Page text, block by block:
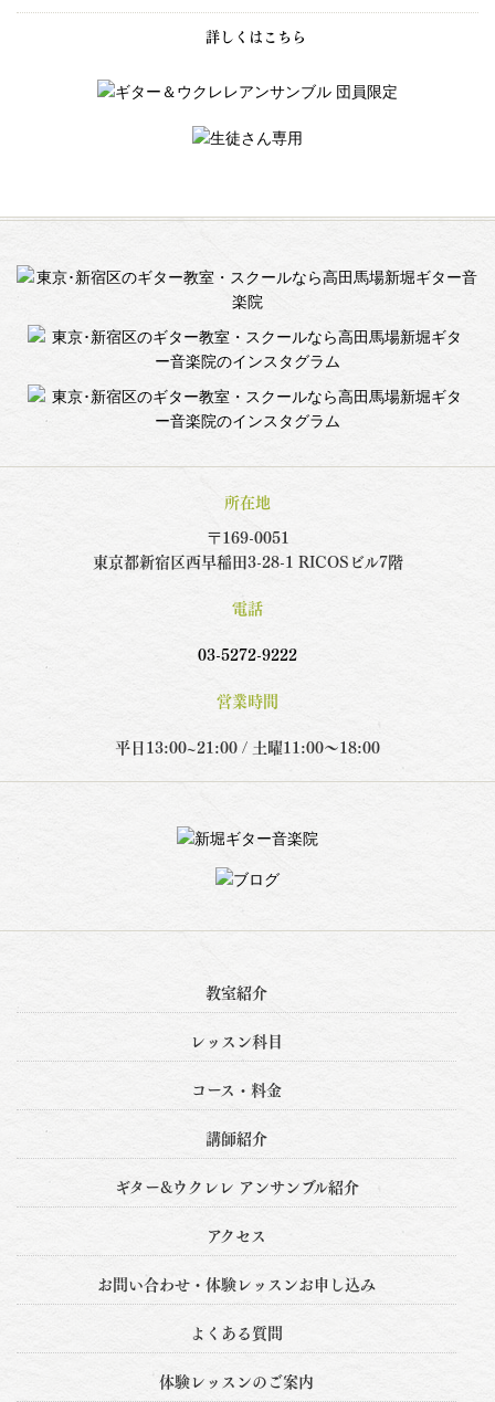
詳しくはこちら
所在地
〒169-0051
東京都新宿区西早稲田3-28-1 RICOSビル7階
電話
03-5272-9222
営業時間
平日13:00~21:00 / 土曜11:00～18:00
教室紹介
レッスン科目
コース・料金
講師紹介
ギター&ウクレレ アンサンブル紹介
アクセス
お問い合わせ・体験レッスンお申し込み
よくある質問
体験レッスンのご案内